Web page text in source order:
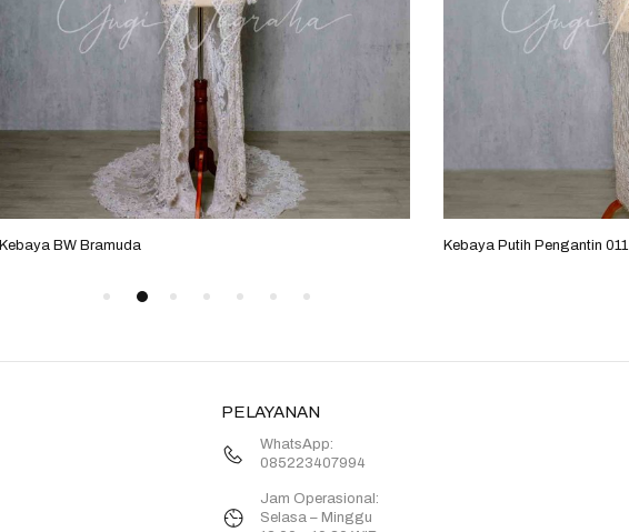
Kebaya BW Bramuda Kebaya Putih Pengantin 011
PELAYANAN
WhatsApp:
085223407994
Jam Operasional:
Selasa – Minggu